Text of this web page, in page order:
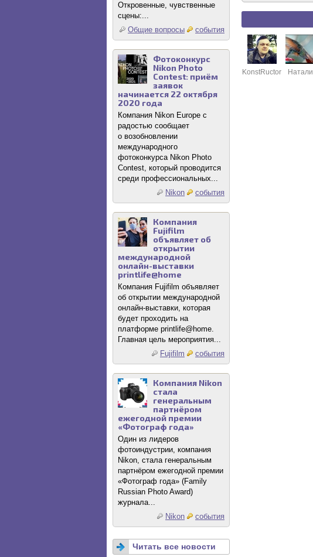
Откровенные, чувственные
сцены:...
Общие вопросы
события
Фотоконкурс
Nikon Photo
Contest: приём
заявок
начинается 22 октября
2020 года
Компания Nikon Europe с
радостью сообщает
о возобновлении
международного
фотоконкурса Nikon Photo
Contest, который проводится
среди профессиональных...
Nikon
события
Компания
Fujifilm
объявляет об
открытии
международной
онлайн-выставки
printlife@home
Компания Fujifilm объявляет
об открытии международной
онлайн-выставки, которая
будет проходить на
платформе printlife@home.
Главная цель мероприятия...
Fujifilm
события
Компания Nikon
стала
генеральным
партнёром
ежегодной премии
«Фотограф года»
Один из лидеров
фотоиндустрии, компания
Nikon, стала генеральным
партнёром ежегодной премии
«Фотограф года» (Family
Russian Photo Award)
журнала...
Nikon
события
Читать все новости
KonstRuctor Натали